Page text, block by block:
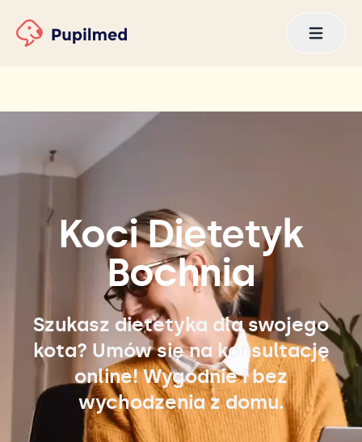
Koci Dietetyk
Bochnia
Szukasz dietetyka dla swojego
kota? Umów się na konsultację
online! Wygodnie i bez
wychodzenia z domu.